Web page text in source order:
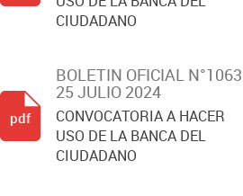
CIUDADANO
BOLETIN OFICIAL N°1063
25 JULIO 2024
CONVOCATORIA A HACER
USO DE LA BANCA DEL
CIUDADANO
pdf